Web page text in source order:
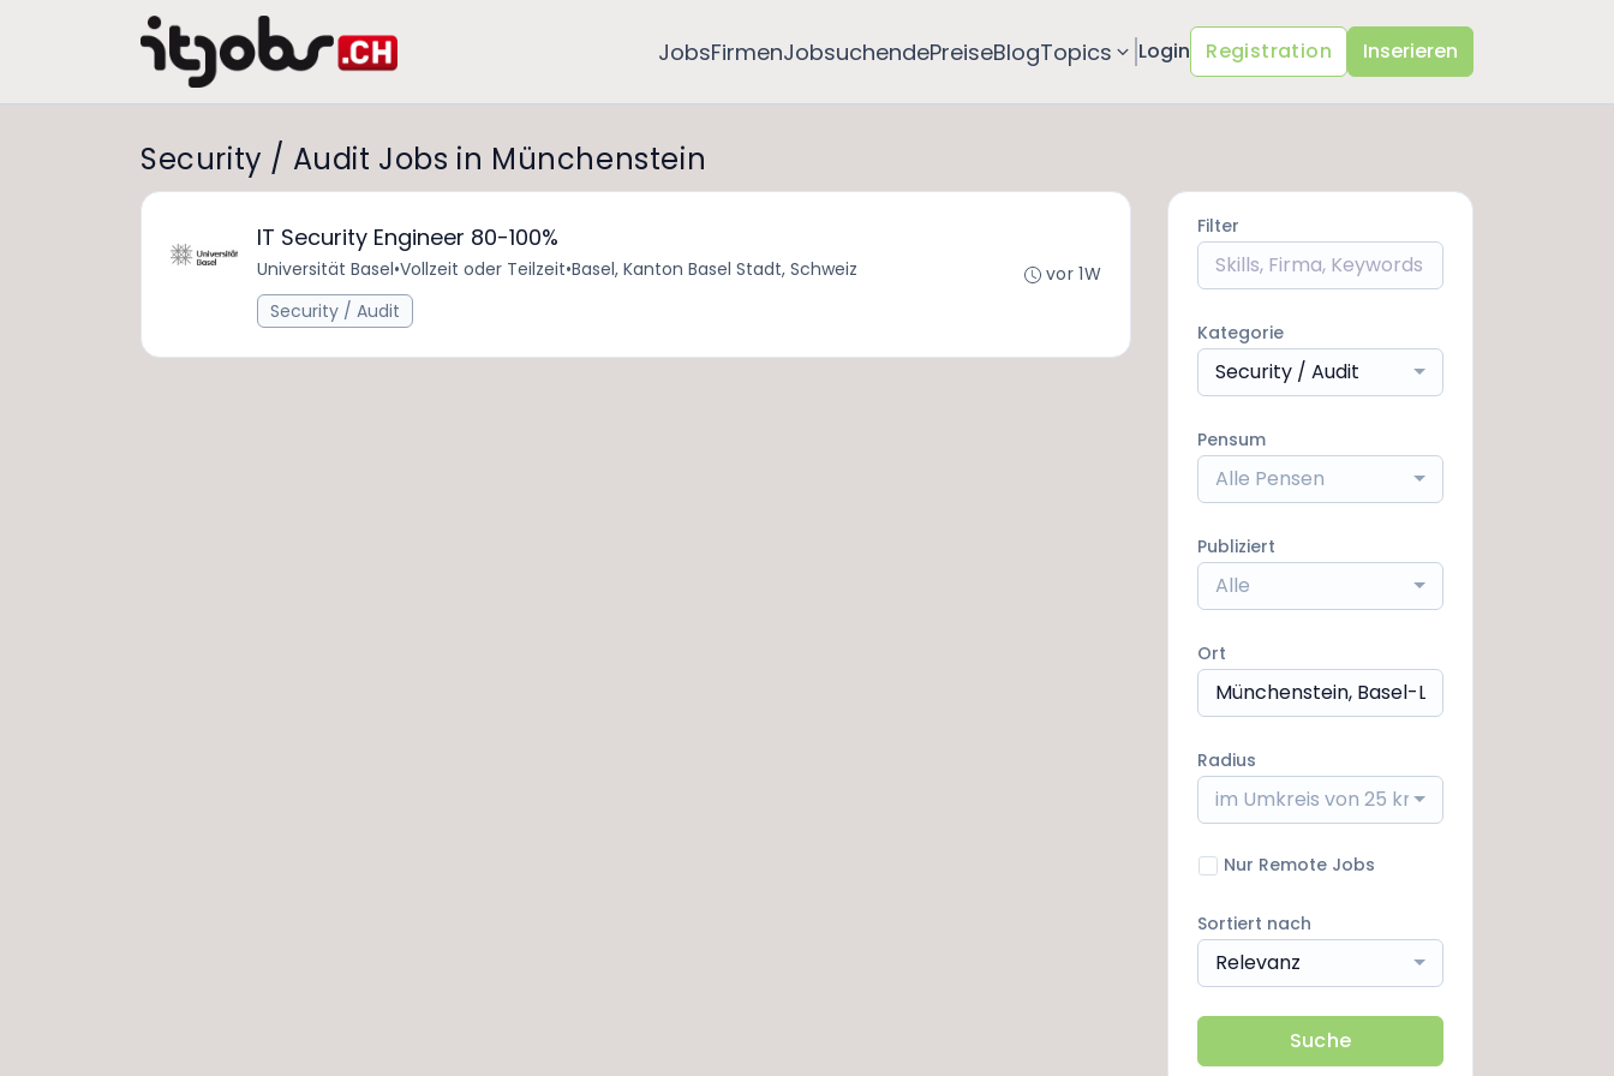
JobsFirmenJobsuchendePreiseBlogTopics Login Registration Inserieren
Security / Audit Jobs in Münchenstein
IT Security Engineer 80-100%
Universität Basel•Vollzeit oder Teilzeit•Basel, Kanton Basel Stadt, Schweiz
Security / Audit
vor 1W
Filter
Kategorie
Security / Audit
Pensum
Alle Pensen
Publiziert
Alle
Ort
Radius
im Umkreis von 25 km
Nur Remote Jobs
Sortiert nach
Relevanz
Suche